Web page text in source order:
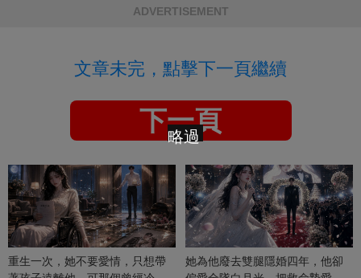
ADVERTISEMENT
文章未完，點擊下一頁繼續
下一頁
重生一次，她不要愛情，只想帶
她為他廢去雙腿隱婚四年，他卻
略過